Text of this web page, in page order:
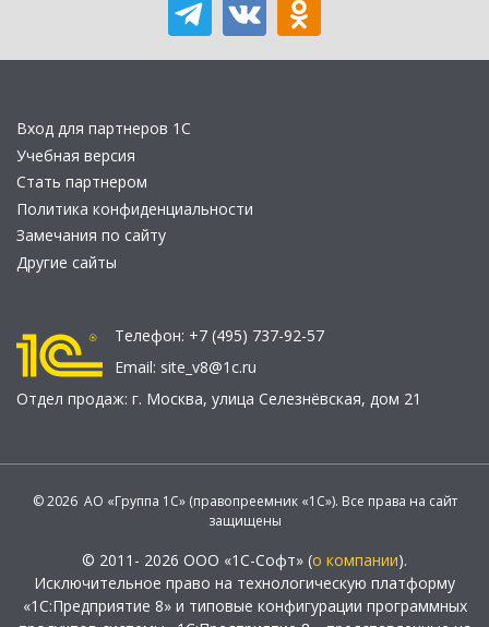
Вход для партнеров 1С
Учебная версия
Стать партнером
Политика конфиденциальности
Замечания по сайту
Другие сайты
Телефон: +7 (495) 737-92-57
Email: site_v8@1c.ru
Отдел продаж: г. Москва, улица Селезнёвская, дом 21
© 2026 АО «Группа 1С» (правопреемник «1С»). Все права на сайт
защищены
© 2011- 2026 ООО «1С-Софт» (о компании).
Исключительное право на технологическую платформу
«1С:Предприятие 8» и типовые конфигурации программных